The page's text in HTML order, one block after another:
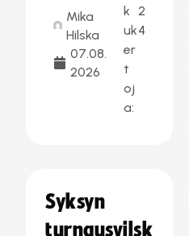
Mika
Hilska
07.08.
2026
k
uk
er
t
oj
a:
2
4
Syksyn
turnausvilsk